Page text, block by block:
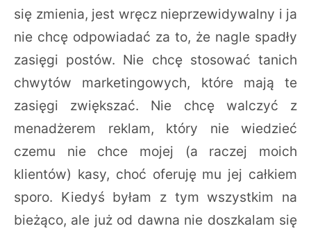
się zmienia, jest wręcz nieprzewidywalny i ja
nie chcę odpowiadać za to, że nagle spadły
zasięgi postów. Nie chcę stosować tanich
chwytów marketingowych, które mają te
zasięgi zwiększać. Nie chcę walczyć z
menadżerem reklam, który nie wiedzieć
czemu nie chce mojej (a raczej moich
klientów) kasy, choć oferuję mu jej całkiem
sporo. Kiedyś byłam z tym wszystkim na
bieżąco, ale już od dawna nie doszkalam się